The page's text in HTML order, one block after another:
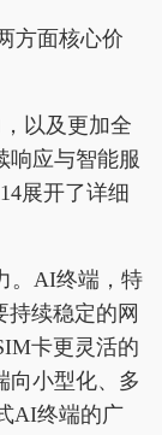
方面核心价
以及更加全
响应与智能服
展开了详细
。AI终端，特
续稳定的网
卡更灵活的
向小型化、多
AI终端的广